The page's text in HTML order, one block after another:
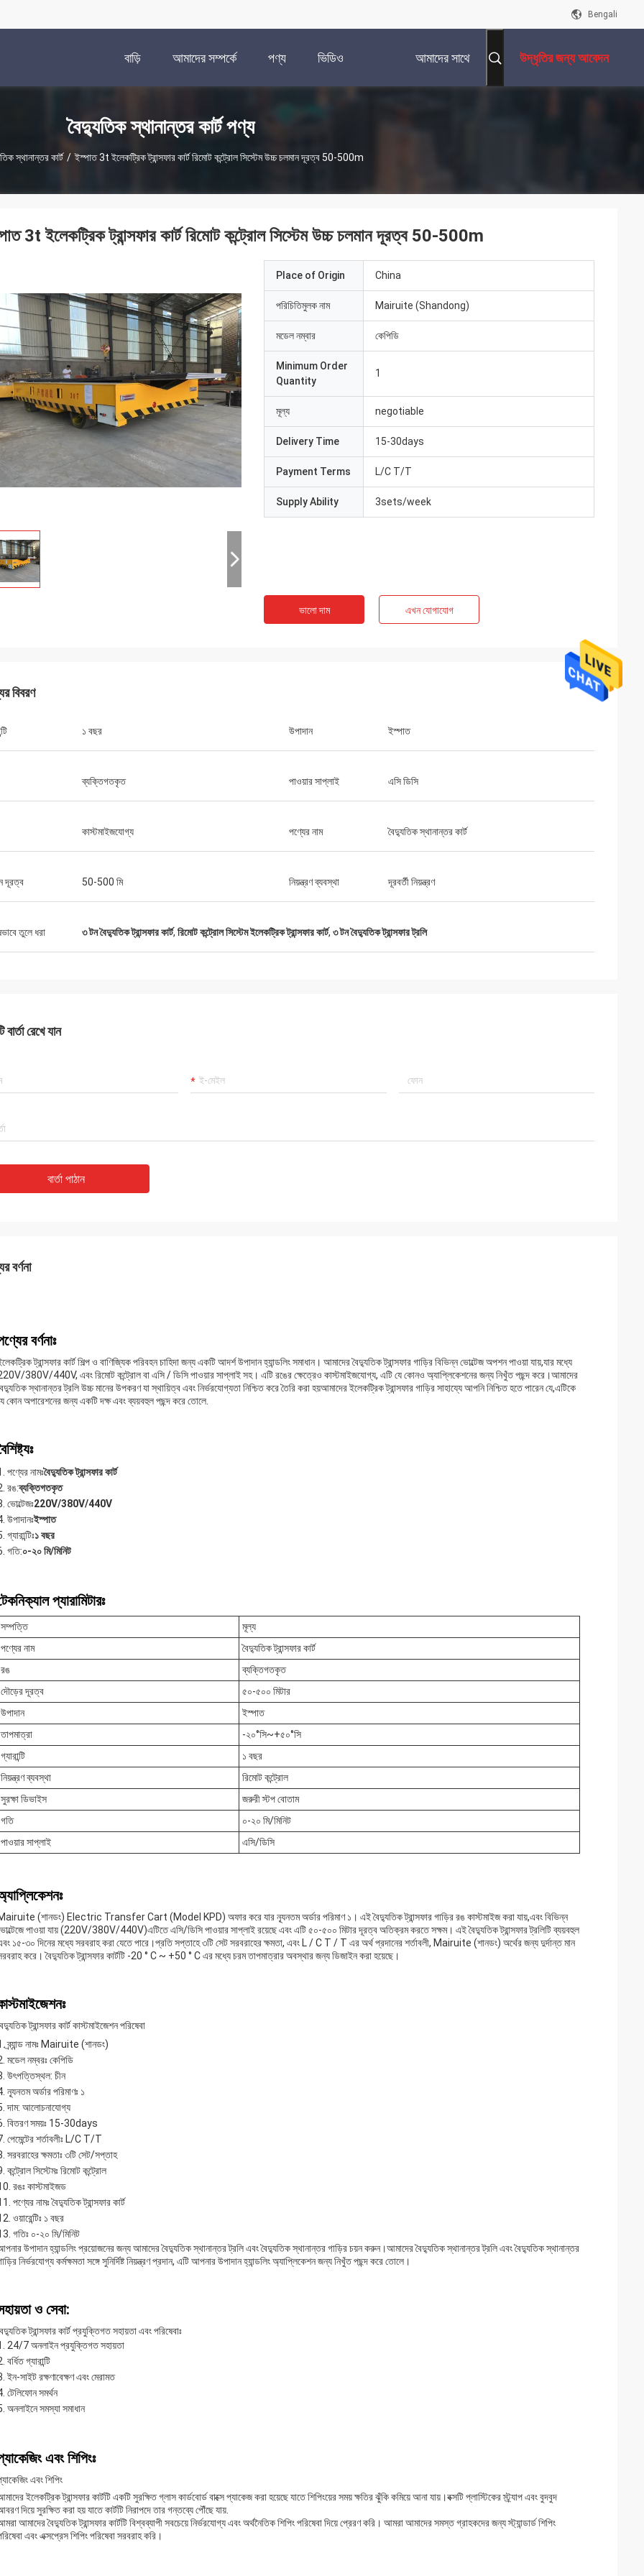
Bengali
বাড়ি আমাদের সম্পর্কে পণ্য ভিডিও আমাদের সাথে উদ্ধৃতির জন্য আবেদন
বৈদ্যুতিক স্থানান্তর কার্ট পণ্য
স্থানান্তর কার্ট / ইস্পাত 3t ইলেকট্রিক ট্রান্সফার কার্ট রিমোট কন্ট্রোল সিস্টেম উচ্চ চলমান দূরত্ব 50-500m
3t ইলেকট্রিক ট্রান্সফার কার্ট রিমোট কন্ট্রোল সিস্টেম উচ্চ চলমান দূরত্ব 50-500m
Place of Origin China
পরিচিতিমুলক নাম Mairuite (Shandong)
মডেল নম্বার কেপিডি
Minimum Order
Quantity
1
মূল্য negotiable
Delivery Time 15-30days
Payment Terms L/C T/T
Supply Ability 3sets/week
ভালো দাম এখন যোগাযোগ
বিবরণ
১ বছর উপাদান ইস্পাত
ব্যক্তিগতকৃত পাওয়ার সাপ্লাই এসি ডিসি
কাস্টমাইজযোগ্য পণ্যের নাম বৈদ্যুতিক স্থানান্তর কার্ট
দূরত্ব 50-500 মি নিয়ন্ত্রণ ব্যবস্থা দূরবর্তী নিয়ন্ত্রণ
তুলে ধরা ৩ টন বৈদ্যুতিক ট্রান্সফার কার্ট, রিমোট কন্ট্রোল সিস্টেম ইলেকট্রিক ট্রান্সফার কার্ট, ৩ টন বৈদ্যুতিক ট্রান্সফার ট্রলি
বার্তা রেখে যান
বার্তা পাঠান
বর্ণনা
বর্ণনাঃ
ট্রান্সফার কার্ট শিল্প ও বাণিজ্যিক পরিবহন চাহিদা জন্য একটি আদর্শ উপাদান হ্যান্ডলিং সমাধান। আমাদের বৈদ্যুতিক ট্রান্সফার গাড়ির বিভিন্ন ভোল্টেজ অপশন পাওয়া যায়,যার মধ্যে
380V/440V, এবং রিমোট কন্ট্রোল বা এসি / ডিসি পাওয়ার সাপ্লাই সহ। এটি রঙের ক্ষেত্রেও কাস্টমাইজযোগ্য, এটি যে কোনও অ্যাপ্লিকেশনের জন্য নিখুঁত পছন্দ করে।আমাদের
স্থানান্তর ট্রলি উচ্চ মানের উপকরণ যা স্থায়িত্ব এবং নির্ভরযোগ্যতা নিশ্চিত করে তৈরি করা হয়আমাদের ইলেকট্রিক ট্রান্সফার গাড়ির সাহায্যে আপনি নিশ্চিত হতে পারেন যে,এটিকে
কোন অপারেশনের জন্য একটি দক্ষ এবং ব্যয়বহুল পছন্দ করে তোলে.
পণ্যের নামঃবৈদ্যুতিক ট্রান্সফার কার্ট
রঙ:ব্যক্তিগতকৃত
ভোল্টেজঃ220V/380V/440V
উপাদানঃইস্পাত
গ্যারান্টিঃ১ বছর
গতি:০-২০ মি/মিনিট
প্যারামিটারঃ
সম্পত্তি
মূল্য
পণ্যের নাম
বৈদ্যুতিক ট্রান্সফার কার্ট
রঙ
ব্যক্তিগতকৃত
দৌড়ের দূরত্ব
৫০-৫০০ মিটার
উপাদান
ইস্পাত
তাপমাত্রা
-২০°সি~+৫০°সি
গ্যারান্টি
১ বছর
নিয়ন্ত্রণ ব্যবস্থা
রিমোট কন্ট্রোল
সুরক্ষা ডিভাইস
জরুরী স্টপ বোতাম
গতি
০-২০ মি/মিনিট
পাওয়ার সাপ্লাই
এসি/ডিসি
(শানডং) Electric Transfer Cart (Model KPD) অফার করে যার ন্যূনতম অর্ডার পরিমাণ ১। এই বৈদ্যুতিক ট্রান্সফার গাড়ির রঙ কাস্টমাইজ করা যায়,এবং বিভিন্ন
পাওয়া যায় (220V/380V/440V)এটিতে এসি/ডিসি পাওয়ার সাপ্লাই রয়েছে এবং এটি ৫০-৫০০ মিটার দূরত্ব অতিক্রম করতে সক্ষম। এই বৈদ্যুতিক ট্রান্সফার ট্রলিটি ব্যয়বহুল
১৫-৩০ দিনের মধ্যে সরবরাহ করা যেতে পারে।প্রতি সপ্তাহে ৩টি সেট সরবরাহের ক্ষমতা, এবং L / C T / T এর অর্থ প্রদানের শর্তাবলী, Mairuite (শানডং) অর্থের জন্য দুর্দান্ত মান
করে। বৈদ্যুতিক ট্রান্সফার কার্টটি -20 ° C ~ +50 ° C এর মধ্যে চরম তাপমাত্রার অবস্থার জন্য ডিজাইন করা হয়েছে।
ট্রান্সফার কার্ট কাস্টমাইজেশন পরিষেবা
ব্র্যান্ড নামঃ Mairuite (শানডং)
মডেল নম্বরঃ কেপিডি
উৎপত্তিস্থল: চীন
ন্যূনতম অর্ডার পরিমাণঃ ১
দাম: আলোচনাযোগ্য
বিতরণ সময়ঃ 15-30days
পেমেন্টের শর্তাবলীঃ L/C T/T
সরবরাহের ক্ষমতাঃ ৩টি সেট/সপ্তাহ
কন্ট্রোল সিস্টেমঃ রিমোট কন্ট্রোল
রঙঃ কাস্টমাইজড
পণ্যের নামঃ বৈদ্যুতিক ট্রান্সফার কার্ট
ওয়ারেন্টিঃ ১ বছর
গতিঃ ০-২০ মি/মিনিট
উপাদান হ্যান্ডলিং প্রয়োজনের জন্য আমাদের বৈদ্যুতিক স্থানান্তর ট্রলি এবং বৈদ্যুতিক স্থানান্তর গাড়ির চয়ন করুন।আমাদের বৈদ্যুতিক স্থানান্তর ট্রলি এবং বৈদ্যুতিক স্থানান্তর
নির্ভরযোগ্য কর্মক্ষমতা সঙ্গে সুনির্দিষ্ট নিয়ন্ত্রণ প্রদান, এটি আপনার উপাদান হ্যান্ডলিং অ্যাপ্লিকেশন জন্য নিখুঁত পছন্দ করে তোলে।
ও সেবা:
ট্রান্সফার কার্ট প্রযুক্তিগত সহায়তা এবং পরিষেবাঃ
24/7 অনলাইন প্রযুক্তিগত সহায়তা
বর্ধিত গ্যারান্টি
ইন-সাইট রক্ষণাবেক্ষণ এবং মেরামত
টেলিফোন সমর্থন
অনলাইনে সমস্যা সমাধান
এবং শিপিংঃ
এবং শিপিং
ইলেকট্রিক ট্রান্সফার কার্টটি একটি সুরক্ষিত গ্লাস কার্ডবোর্ড বাক্সে প্যাকেজ করা হয়েছে যাতে শিপিংয়ের সময় ক্ষতির ঝুঁকি কমিয়ে আনা যায়।বক্সটি প্লাস্টিকের স্ট্র্যাপ এবং বুদবুদ
দিয়ে সুরক্ষিত করা হয় যাতে কার্টটি নিরাপদে তার গন্তব্যে পৌঁছে যায়.
আমাদের বৈদ্যুতিক ট্রান্সফার কার্টটি বিশ্বব্যাপী সবচেয়ে নির্ভরযোগ্য এবং অর্থনৈতিক শিপিং পরিষেবা দিয়ে প্রেরণ করি। আমরা আমাদের সমস্ত গ্রাহকদের জন্য স্ট্যান্ডার্ড শিপিং
এবং এক্সপ্রেস শিপিং পরিষেবা সরবরাহ করি।